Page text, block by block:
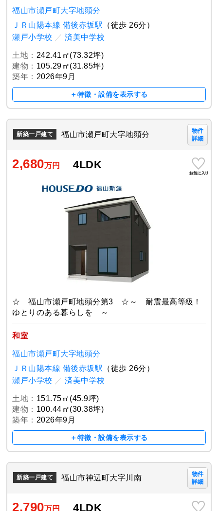
福山市瀬戸町大字地頭分
ＪＲ山陽本線 備後赤坂駅 （徒歩 26分）
瀬戸小学校 ／ 済美中学校
土地： 242.41㎡(73.32坪)
建物： 105.29㎡(31.85坪)
築年： 2026年9月
＋特徴・設備を表示する
新築一戸建て 福山市瀬戸町大字地頭分
物件
詳細
2,680万円 4LDK
☆ 福山市瀬戸町地頭分第3 ☆～ 耐震最高等級！
ゆとりのある暮らしを ～
和室
福山市瀬戸町大字地頭分
ＪＲ山陽本線 備後赤坂駅 （徒歩 26分）
瀬戸小学校 ／ 済美中学校
土地： 151.75㎡(45.9坪)
建物： 100.44㎡(30.38坪)
築年： 2026年9月
＋特徴・設備を表示する
新築一戸建て 福山市神辺町大字川南
物件
詳細
2,790万円 4LDK